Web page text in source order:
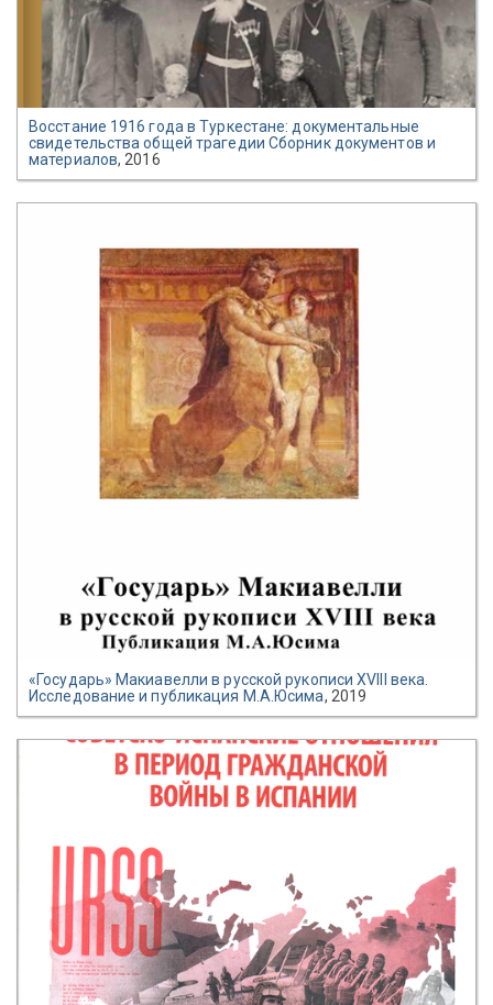
Восстание 1916 года в Туркестане: документальные
свидетельства общей трагедии Сборник документов и
материалов, 2016
«Государь» Макиавелли в русской рукописи XVIII века.
Исследование и публикация М.А.Юсима, 2019